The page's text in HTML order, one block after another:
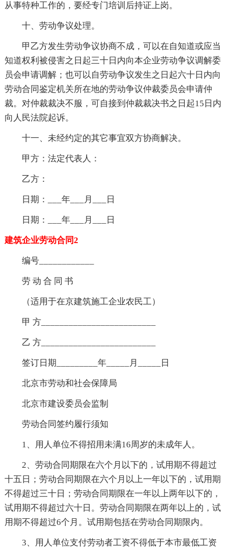
从事特种工作的，要经专门培训后持证上岗。
十、劳动争议处理。
甲乙方发生劳动争议协商不成，可以在自知道或应当
知道权利被侵害之日起三十日内向本企业劳动争议调解委
员会申请调解；也可以自劳动争议发生之日起六十日内向
劳动合同鉴定机关所在地的劳动争议仲裁委员会申请仲
裁。对仲裁裁决不服，可自接到仲裁裁决书之日起15日内
向人民法院起诉。
十一、未经约定的其它事宜双方协商解决。
甲方：法定代表人：
乙方：
日期：___年___月___日
日期：___年___月___日
建筑企业劳动合同2
编号____________
劳 动 合 同 书
（适用于在京建筑施工企业农民工）
甲 方_________________________
乙 方_________________________
签订日期_________年_____月_____日
北京市劳动和社会保障局
北京市建设委员会监制
劳动合同签约履行须知
1、用人单位不得招用未满16周岁的未成年人。
2、劳动合同期限在六个月以下的，试用期不得超过
十五日；劳动合同期限在六个月以上一年以下的，试用期
不得超过三十日；劳动合同期限在一年以上两年以下的，
试用期不得超过六十日。劳动合同期限在两年以上的，试
用期不得超过6个月。试用期包括在劳动合同期限内。
3、用人单位支付劳动者工资不得低于本市最低工资